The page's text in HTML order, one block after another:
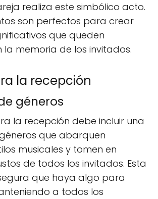
realiza este simbólico acto.
son perfectos para crear
que queden
memoria de los invitados.
la recepción
géneros
la recepción debe incluir una
que abarquen
musicales y tomen en
de todos los invitados. Esta
que haya algo para
a todos los